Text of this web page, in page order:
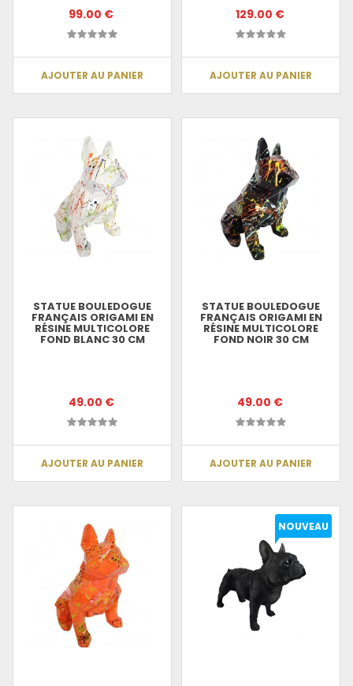
99.00 €
AJOUTER AU PANIER
129.00 €
AJOUTER AU PANIER
STATUE BOULEDOGUE
FRANÇAIS ORIGAMI EN
RÉSINE MULTICOLORE
FOND BLANC 30 CM
49.00 €
AJOUTER AU PANIER
STATUE BOULEDOGUE
FRANÇAIS ORIGAMI EN
RÉSINE MULTICOLORE
FOND NOIR 30 CM
49.00 €
AJOUTER AU PANIER
NOUVEAU